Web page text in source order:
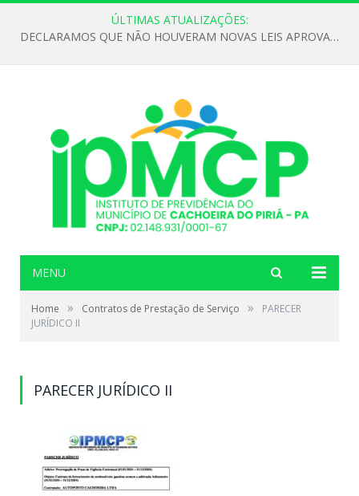
ÚLTIMAS ATUALIZAÇÕES:
DECLARAMOS QUE NÃO HOUVERAM NOVAS LEIS APROVADAS ATÉ O MOMENTO PARA O INSTITUTO DE PREVIDÊNCIA NO ANO DE 2026
MENU
Home » Contratos de Prestação de Serviço »
PARECER
JURÍDICO II
PARECER JURÍDICO II